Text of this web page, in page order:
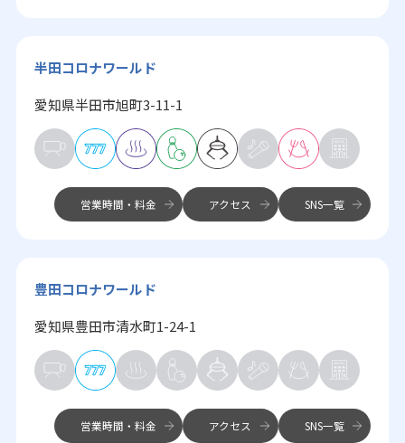
半田コロナワールド
愛知県半田市旭町3-11-1
営業時間・料金 アクセス SNS一覧
豊田コロナワールド
愛知県豊田市清水町1-24-1
営業時間・料金 アクセス SNS一覧